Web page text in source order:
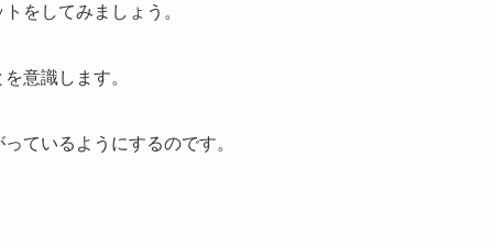
をしてみましょう。
意識します。
ているようにするのです。